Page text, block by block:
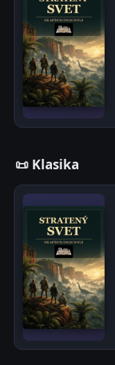
📜 Klasika